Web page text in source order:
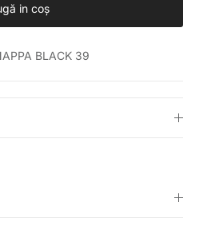
in coş
BLACK 39